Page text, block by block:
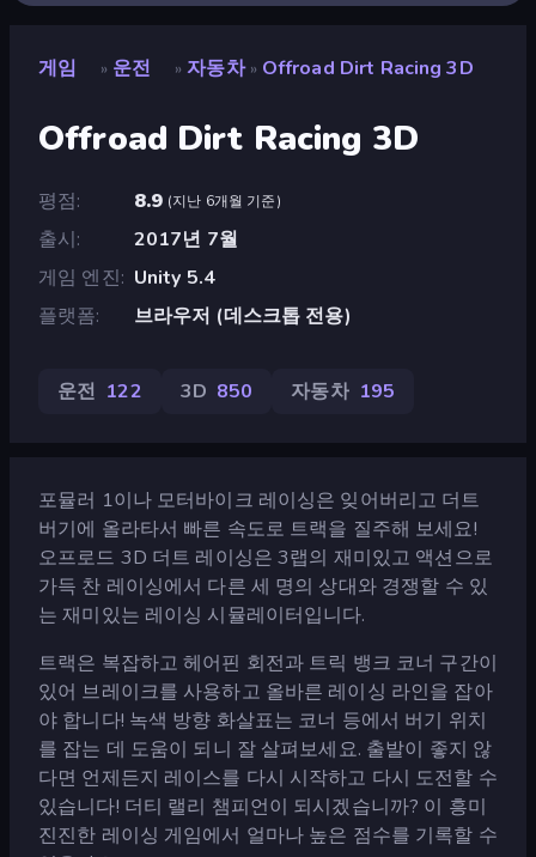
게임 » 운전 » 자동차 » Offroad Dirt Racing 3D
Offroad Dirt Racing 3D
평점 8.9 (지난 6개월 기준)
출시
2017년 7월
게임 엔진
Unity 5.4
플랫폼
브라우저 (데스크톱 전용)
운전 122 3D 850 자동차 195
포뮬러 1이나 모터바이크 레이싱은 잊어버리고 더트
버기에 올라타서 빠른 속도로 트랙을 질주해 보세요!
오프로드 3D 더트 레이싱은 3랩의 재미있고 액션으로
가득 찬 레이싱에서 다른 세 명의 상대와 경쟁할 수 있
는 재미있는 레이싱 시뮬레이터입니다.
트랙은 복잡하고 헤어핀 회전과 트릭 뱅크 코너 구간이
있어 브레이크를 사용하고 올바른 레이싱 라인을 잡아
야 합니다! 녹색 방향 화살표는 코너 등에서 버기 위치
를 잡는 데 도움이 되니 잘 살펴보세요. 출발이 좋지 않
다면 언제든지 레이스를 다시 시작하고 다시 도전할 수
있습니다! 더티 랠리 챔피언이 되시겠습니까? 이 흥미
진진한 레이싱 게임에서 얼마나 높은 점수를 기록할 수